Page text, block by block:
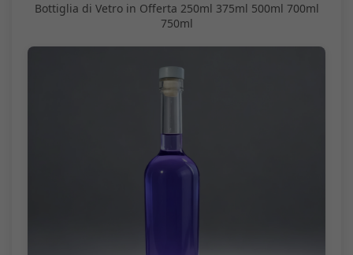
Bottiglia di Vetro in Offerta 250ml 375ml 500ml 700ml
750ml